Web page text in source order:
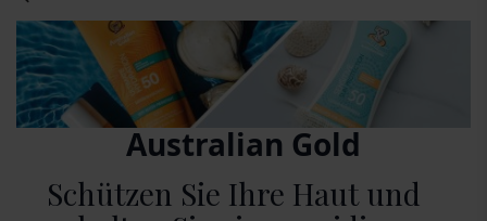
Australian Gold
Schützen Sie Ihre Haut und